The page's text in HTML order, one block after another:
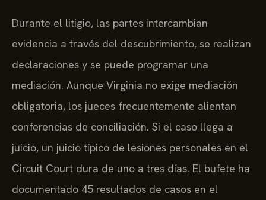
Durante el litigio, las partes intercambian
evidencia a través del descubrimiento, se realizan
declaraciones y se puede programar una
mediación. Aunque Virginia no exige mediación
obligatoria, los jueces frecuentemente alientan
conferencias de conciliación. Si el caso llega a
juicio, un juicio típico de lesiones personales en el
Circuit Court dura de uno a tres días. El bufete ha
documentado 45 resultados de casos en el